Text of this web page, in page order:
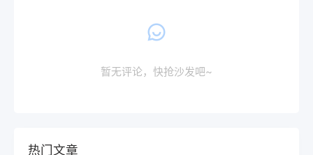
暂无评论，快抢沙发吧~
热门文章